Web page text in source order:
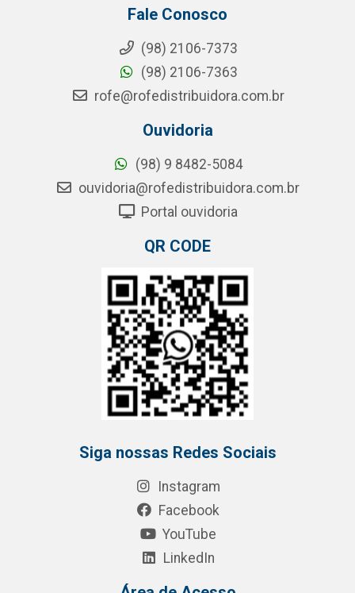
Fale Conosco
(98) 2106-7373
(98) 2106-7363
rofe@rofedistribuidora.com.br
Ouvidoria
(98) 9 8482-5084
ouvidoria@rofedistribuidora.com.br
Portal ouvidoria
QR CODE
Siga nossas Redes Sociais
Instagram
Facebook
YouTube
LinkedIn